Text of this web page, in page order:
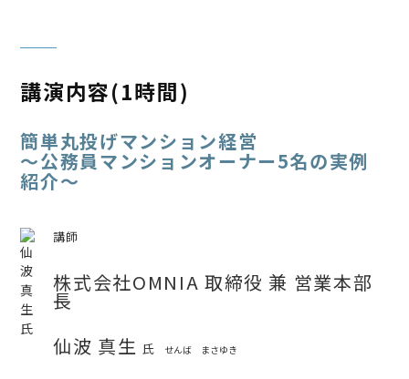
講演内容(1時間)
簡単丸投げマンション経営
～公務員マンションオーナー5名の実例
紹介～
講師
株式会社OMNIA 取締役 兼 営業本部
長
仙波 真生 氏 せんば まさゆき